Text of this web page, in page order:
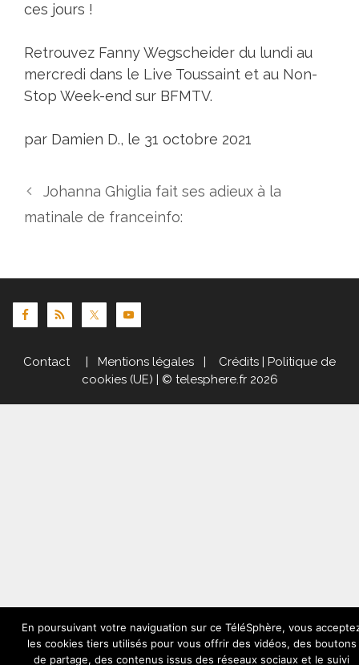
ces jours !
Retrouvez Fanny Wegscheider du lundi au
mercredi dans le Live Toussaint et au Non-
Stop Week-end sur BFMTV.
par Damien D., le 31 octobre 2021
Johanna Ghiglia fait ses adieux à la
matinale de franceinfo:
Contact| Mentions légales | Crédits | Politique de
cookies (UE) | © telesphere.fr 2026
En poursuivant votre naviguation sur ce TéléSphère, vous
les cookies tiers utilisés pour vous offrir des vidéos, des boutons
de partage, des contenus issus des réseaux sociaux et le suivi